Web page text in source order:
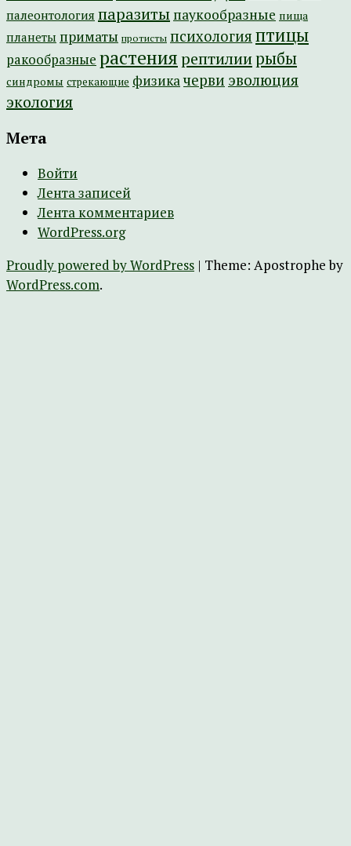
палеонтология паразиты паукообразные пища
планеты приматы протисты психология птицы
ракообразные растениярептилиирыбы
синдромы стрекающие физикачерви эволюция
экология
Мета
Войти
Лента записей
Лента комментариев
WordPress.org
Proudly powered by WordPress | Theme: Apostrophe by
WordPress.com.